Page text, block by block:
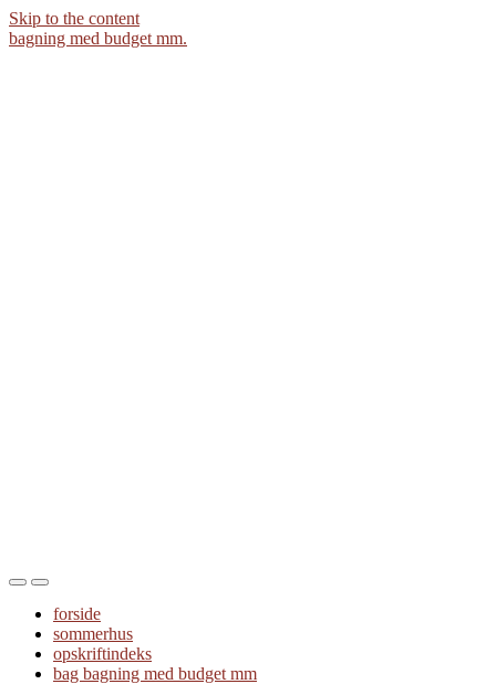
Skip to the content
bagning med budget mm.
Toggle
mobile
menu
Toggle
the
search
field
forside
sommerhus
opskriftindeks
bag bagning med budget mm